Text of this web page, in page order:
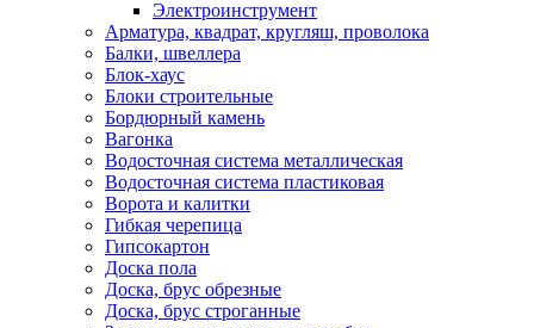
Электроинструмент
Арматура, квадрат, кругляш, проволока
Балки, швеллера
Блок-хаус
Блоки строительные
Бордюрный камень
Вагонка
Водосточная система металлическая
Водосточная система пластиковая
Ворота и калитки
Гибкая черепица
Гипсокартон
Доска пола
Доска, брус обрезные
Доска, брус строганные